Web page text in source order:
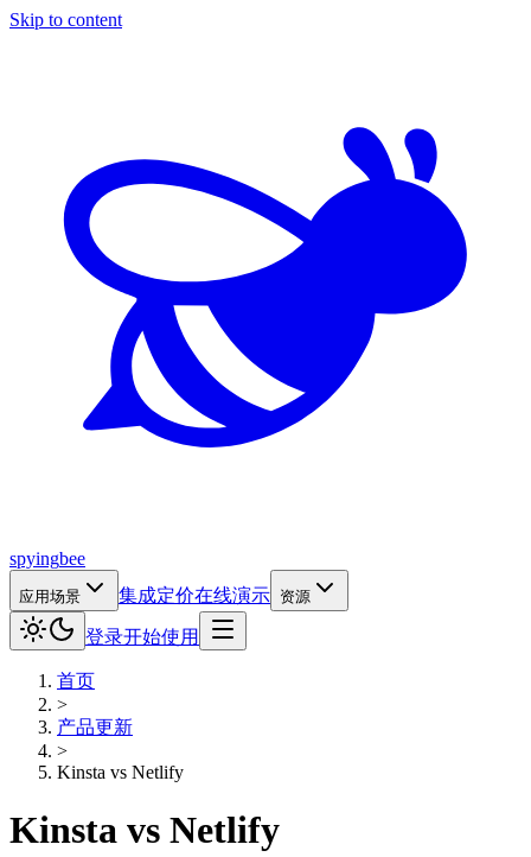
Skip to content
spyingbee
应用场景 集成定价在线演示 资源
登录开始使用
首页
>
产品更新
>
Kinsta vs Netlify
Kinsta vs Netlify